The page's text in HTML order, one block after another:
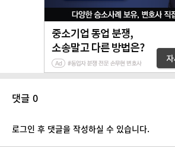
댓글 0
로그인 후 댓글을 작성하실 수 있습니다.